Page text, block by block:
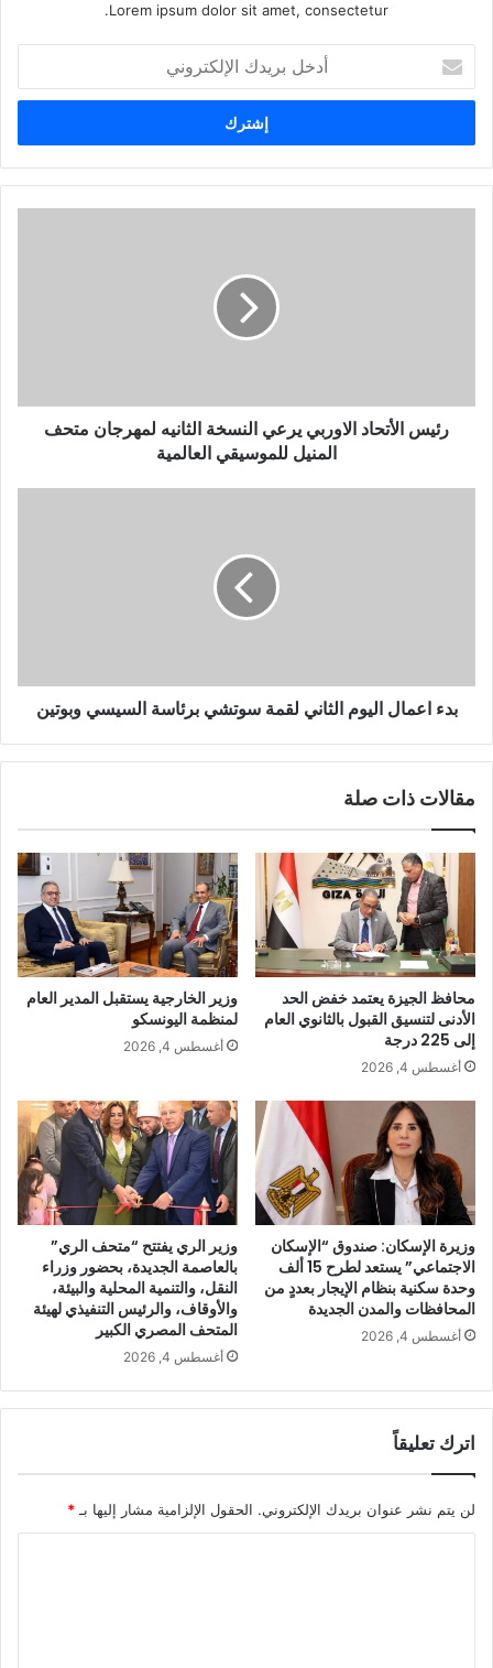
Lorem ipsum dolor sit amet, consectetur.
خ
ب
ر
ر
رئيس الأتحاد الاوربي يرعي النسخة الثانيه لمهرجان متحف
المنيل للموسيقي العالمية
بدء اعمال اليوم الثاني لقمة سوتشي برئاسة السيسي وبوتين
مقالات ذات صلة
محافظ الجيزة يعتمد خفض الحد
الأدنى لتنسيق القبول بالثانوي العام
إلى 225 درجة
أغسطس 4, 2026
وزير الخارجية يستقبل المدير العام
لمنظمة اليونسكو
أغسطس 4, 2026
وزيرة الإسكان: صندوق “الإسكان
الاجتماعي” يستعد لطرح 15 ألف
وحدة سكنية بنظام الإيجار بعددٍ من
المحافظات والمدن الجديدة
أغسطس 4, 2026
وزير الري يفتتح “متحف الري”
بالعاصمة الجديدة، بحضور وزراء
النقل، والتنمية المحلية والبيئة،
والأوقاف، والرئيس التنفيذي لهيئة
المتحف المصري الكبير
أغسطس 4, 2026
اترك تعليقاً
لن يتم نشر عنوان بريدك الإلكتروني. الحقول الإلزامية مشار إليها بـ *